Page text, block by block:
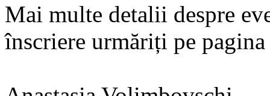
Mai multe detalii despre
înscriere urmăriți pe